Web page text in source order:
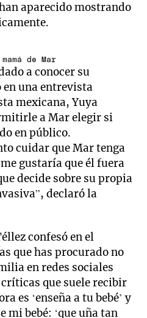
aparecido mostrando
de Mar
a conocer su
una entrevista
mexicana, Yuya
a Mar elegir si
en público.
cuidar que Mar tenga
gustaría que él fuera
decide sobre su propia
declaró la
confesó en el
que has procurado no
en redes sociales
que suele recibir
es ‘enseña a tu bebé’ y
mi bebé: ‘que uña tan